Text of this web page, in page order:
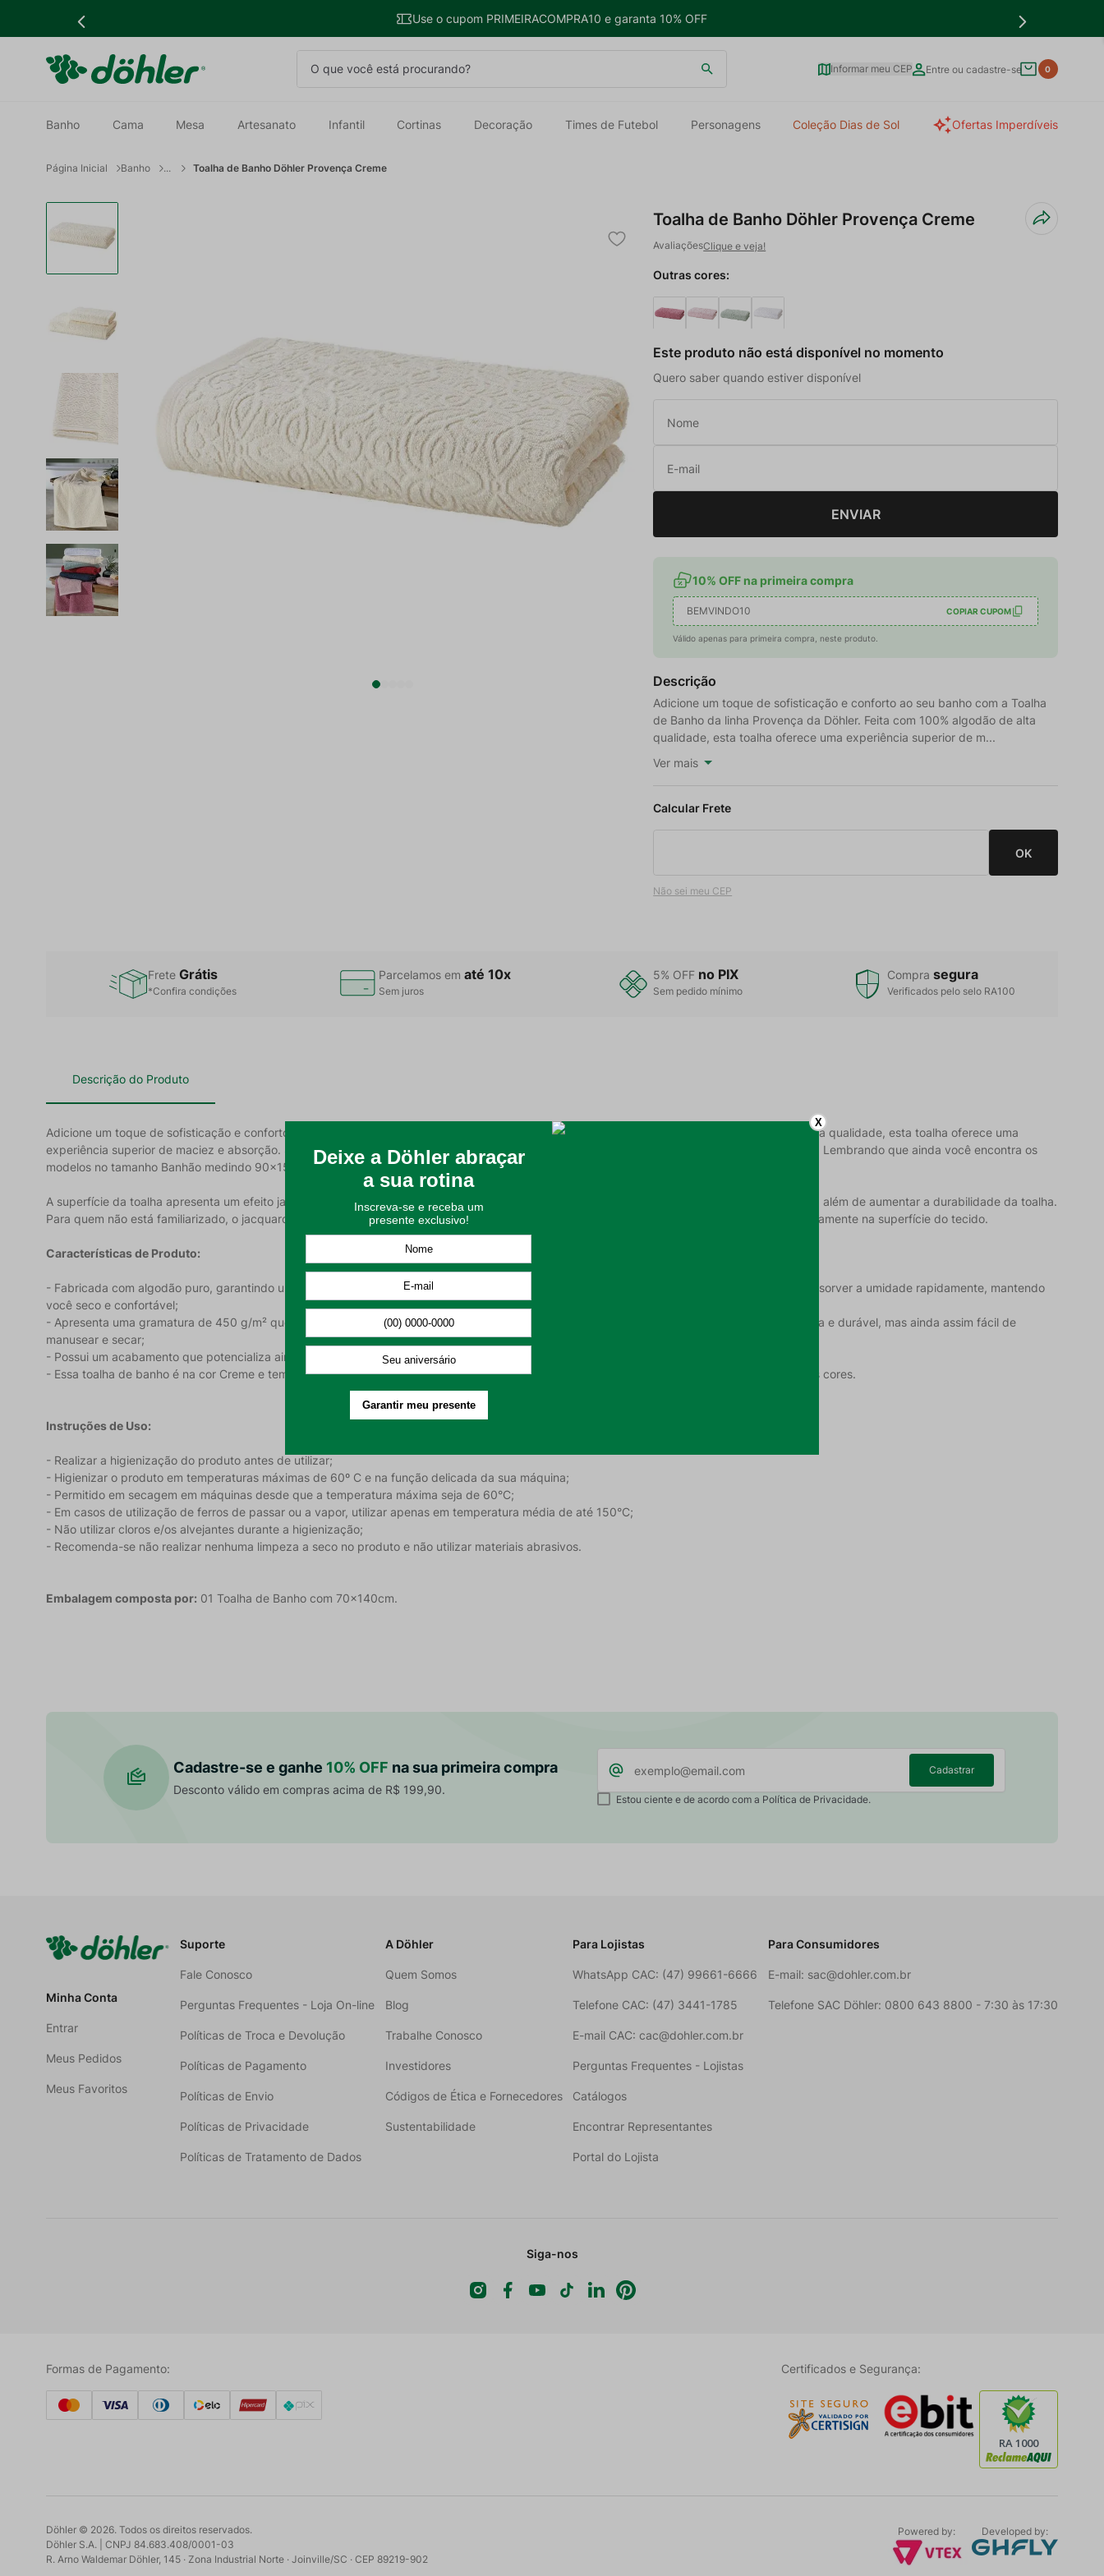
Use o cupom PRIMEIRACOMPRA10 e garanta 10% OFF
Informar meu CEP Entre ou cadastre-se 0
Banho Cama Mesa Artesanato Infantil Cortinas Decoração Times de Futebol Personagens Coleção Dias de Sol Ofertas Imperdíveis
Banho Toalha de Banho Döhler Provença Creme
Toalha de Banho Döhler Provença Creme
Clique e veja!
Outras cores:
Este produto não está disponível no momento
Quero saber quando estiver disponível
ENVIAR
10% OFF na primeira compra
BEMVINDO10 COPIAR CUPOM
Válido apenas para primeira compra, neste produto.
Descrição
Adicione um toque de sofisticação e conforto ao seu banho com a Toalha
de Banho da linha Provença da Döhler. Feita com 100% algodão de alta
qualidade, esta toalha oferece uma experiência superior de m...
Ver mais
Não sei meu CEP
Frete Grátis
*Confira condições
Parcelamos ematé 10x
Sem juros
5% OFF no PIX
Sem pedido mínimo
Compra segura
Verificados pelo selo RA100
Descrição do Produto
Adicione um toque de sofisticação e conforto ao seu banho com a Toalha de Banho da linha Provença da Döhler. Feita com 100% algodão de alta qualidade, esta toalha oferece uma
experiência superior de maciez e absorção. São 7 opções de cores elegantes disponíveis para você fazer lindas combinações em seu banheiro. Lembrando que ainda você encontra os
modelos no tamanho Banhão medindo 90x150cm, sendo conhecida como tamanho Gigante e o modelo Rosto.
A superfície da toalha apresenta um efeito jacquard, um padrão tecido diretamente no tecido. Esse efeito cria um design sofisticado e elegante, além de aumentar a durabilidade da toalha.
Para quem não está familiarizado, o jacquard é um método de tecelagem que utiliza fios diferentes para criar padrões e textura diferentes diretamente na superfície do tecido.
Características de Produto:
- Fabricada com algodão puro, garantindo uma textura macia e um toque agradável na pele. O algodão é conhecido por sua capacidade de absorver a umidade rapidamente, mantendo
você seco e confortável;
- Apresenta uma gramatura de 450 g/m² que proporciona um equilíbrio perfeito entre leveza e absorção, fazendo com que a toalha seja robusta e durável, mas ainda assim fácil de
manusear e secar;
- Possui um acabamento que potencializa ainda mais sua maciez e absorção, proporcionando uma sensação de luxo e conforto após cada uso;
- Essa toalha de banho é na cor Creme e tem 70x140cm. A linha Provença está disponível nos tamanhos Banhão e Rosto e também em 6 outras cores.
Instruções de Uso:
- Realizar a higienização do produto antes de utilizar;
- Higienizar o produto em temperaturas máximas de 60º C e na função delicada da sua máquina;
- Permitido em secagem em máquinas desde que a temperatura máxima seja de 60°C;
- Em casos de utilização de ferros de passar ou a vapor, utilizar apenas em temperatura média de até 150°C;
- Não utilizar cloros e/os alvejantes durante a higienização;
- Recomenda-se não realizar nenhuma limpeza a seco no produto e não utilizar materiais abrasivos.
Embalagem composta por: 01 Toalha de Banho com 70x140cm.
Cadastre-se e ganhe 10% OFF na sua primeira compra
Desconto válido em compras acima de R$ 199,90.
Cadastrar
Estou ciente e de acordo com a Política de Privacidade.
Minha Conta
Entrar
Meus Pedidos
Meus Favoritos
Suporte
Fale Conosco
Perguntas Frequentes - Loja On-line
Políticas de Troca e Devolução
Políticas de Pagamento
Políticas de Envio
Políticas de Privacidade
Políticas de Tratamento de Dados
A Döhler
Quem Somos
Blog
Trabalhe Conosco
Investidores
Códigos de Ética e Fornecedores
Sustentabilidade
Para Lojistas
WhatsApp CAC: (47) 99661-6666
Telefone CAC: (47) 3441-1785
E-mail CAC: cac@dohler.com.br
Perguntas Frequentes - Lojistas
Catálogos
Encontrar Representantes
Portal do Lojista
Para Consumidores
E-mail: sac@dohler.com.br
Telefone SAC Döhler: 0800 643 8800 - 7:30 às 17:30
Siga-nos
Formas de Pagamento: Certificados e Segurança:
Döhler © 2026. Todos os direitos reservados.
Döhler S.A. | CNPJ 84.683.408/0001-03
R. Arno Waldemar Döhler, 145 · Zona Industrial Norte · Joinville/SC · CEP 89219-902
Powered by: Developed by:
X